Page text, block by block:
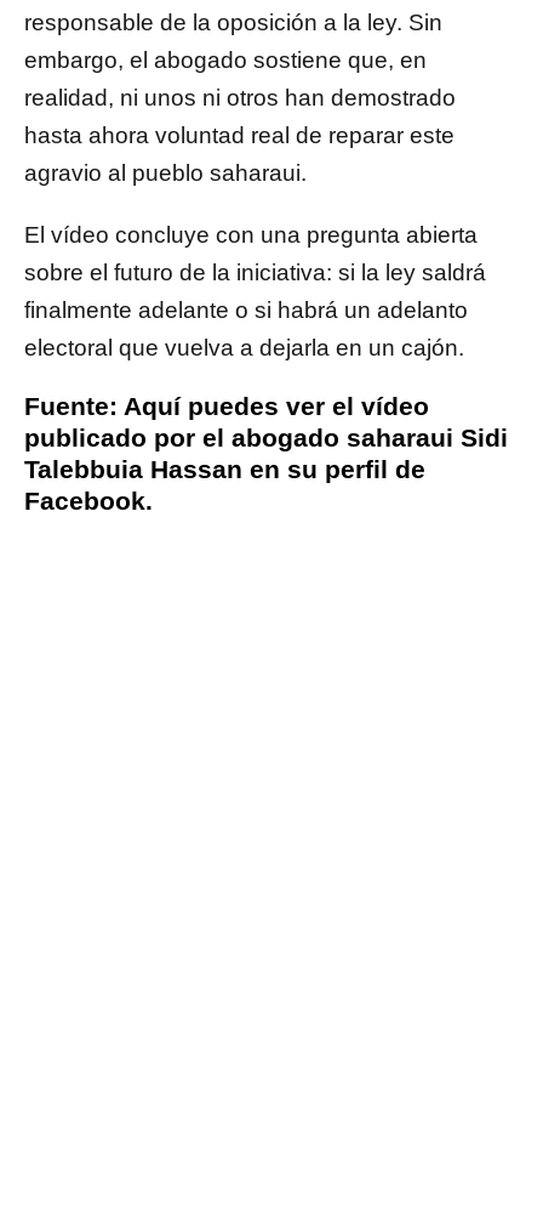
responsable de la oposición a la ley. Sin
embargo, el abogado sostiene que, en
realidad, ni unos ni otros han demostrado
hasta ahora voluntad real de reparar este
agravio al pueblo saharaui.
El vídeo concluye con una pregunta abierta
sobre el futuro de la iniciativa: si la ley saldrá
finalmente adelante o si habrá un adelanto
electoral que vuelva a dejarla en un cajón.
Fuente: Aquí puedes ver el vídeo
publicado por el abogado saharaui Sidi
Talebbuia Hassan en su perfil de
Facebook.